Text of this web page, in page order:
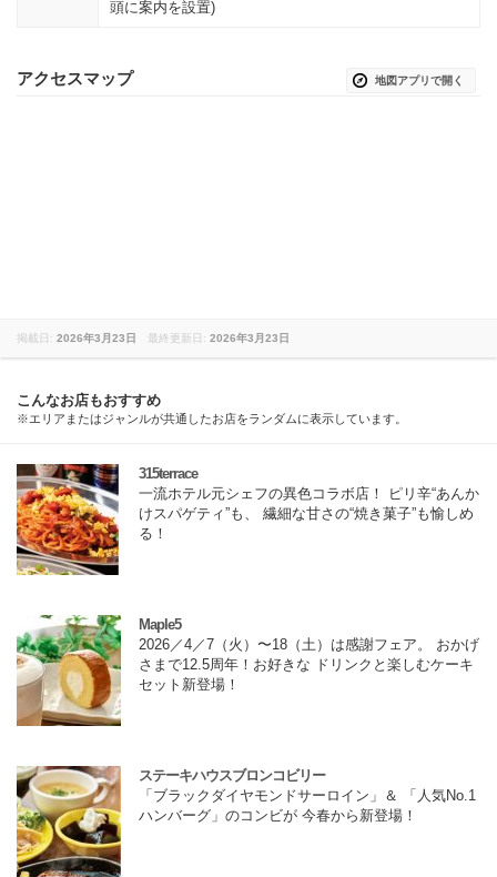
頭に案内を設置)
アクセスマップ 地図アプリで開く
掲載日: 2026年3月23日 最終更新日: 2026年3月23日
こんなお店もおすすめ
※エリアまたはジャンルが共通したお店をランダムに表示しています。
315terrace
一流ホテル元シェフの異色コラボ店！ ピリ辛“あんか
けスパゲティ”も、 繊細な甘さの“焼き菓子”も愉しめ
る！
Maple5
2026／4／7（火）〜18（土）は感謝フェア。 おかげ
さまで12.5周年！お好きな ドリンクと楽しむケーキ
セット新登場！
ステーキハウスブロンコビリー
「ブラックダイヤモンドサーロイン」＆ 「人気No.1
ハンバーグ」のコンビが 今春から新登場！